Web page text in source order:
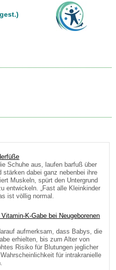
Schuhe aus, laufen barfuß über
stärken dabei ganz nebenbei ihre
Muskeln, spürt den Untergrund
entwickeln. „Fast alle Kleinkinder
ist völlig normal.
K-Gabe bei Neugeborenen
aufmerksam, dass Babys, die
erhielten, bis zum Alter von
Risiko für Blutungen jeglicher
für intrakranielle